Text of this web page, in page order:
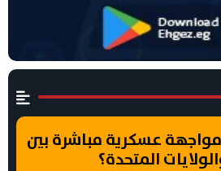
عسكرية مباشرة بين
المتحدة؟